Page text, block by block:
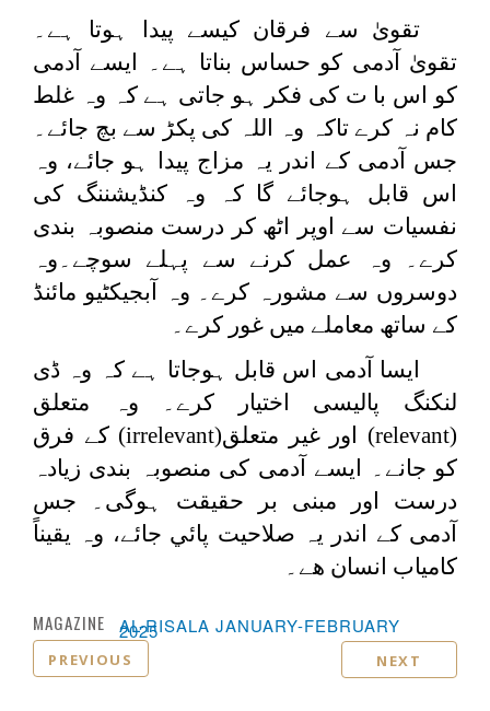
تقویٰ سے فرقان کیسے پیدا ہوتا ہے۔
تقویٰ آدمی کو حساس بناتا ہے۔ ایسے آدمی
کو اس با ت کی فکر ہو جاتی ہے کہ وہ غلط
کام نہ کرے تاکہ وہ اللہ کی پکڑ سے بچ جائے۔
جس آدمی کے اندر یہ مزاج پیدا ہو جائے، وہ
اس قابل ہوجائے گا کہ وہ کنڈیشننگ کی
نفسیات سے اوپر اٹھ کر درست منصوبہ بندی
کرے۔ وہ عمل کرنے سے پہلے سوچے۔وہ
دوسروں سے مشورہ کرے۔ وہ آبجیکٹیو مائنڈ
کے ساتھ معاملے میں غور کرے۔
ایسا آدمی اس قابل ہوجاتا ہے کہ وہ ڈی
لنکنگ پالیسی اختیار کرے۔ وہ متعلق
(
relevant) اور غير متعلق(irrelevant) کے فرق
کو جانے۔ ایسے آدمی کی منصوبہ بندی زیادہ
درست اور مبنی بر حقیقت ہوگی۔ جس
آدمی کے اندر یہ صلاحیت پائي جائے، وہ یقیناً
کامیاب انسان هے۔
MAGAZINE : AL-RISALA JANUARY-FEBRUARY
2025
PREVIOUS NEXT